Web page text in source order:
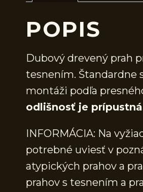
POPIS
Dubový drevený prah
tesnením. Štandardne
montáži podľa
odlišnosť je
INFORMÁCIA: Na
potrebné uviesť v
atypických prahov a
prahov s tesnením a